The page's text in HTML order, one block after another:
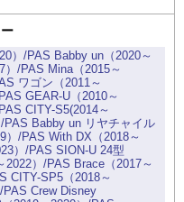
ー
）/PAS Babby un（2020～
/PAS Mina（2015～
ワゴン（2011～
GEAR-U（2010～
CITY-S5(2014～
Babby un リヤチャイル
）/PAS With DX（2018～
）/PAS SION-U 24型
2022）/PAS Brace（2017～
CITY-SP5（2018～
Crew Disney